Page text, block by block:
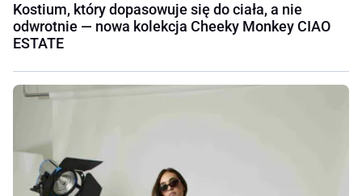
Kostium, który dopasowuje się do ciała, a nie
odwrotnie — nowa kolekcja Cheeky Monkey CIAO
ESTATE